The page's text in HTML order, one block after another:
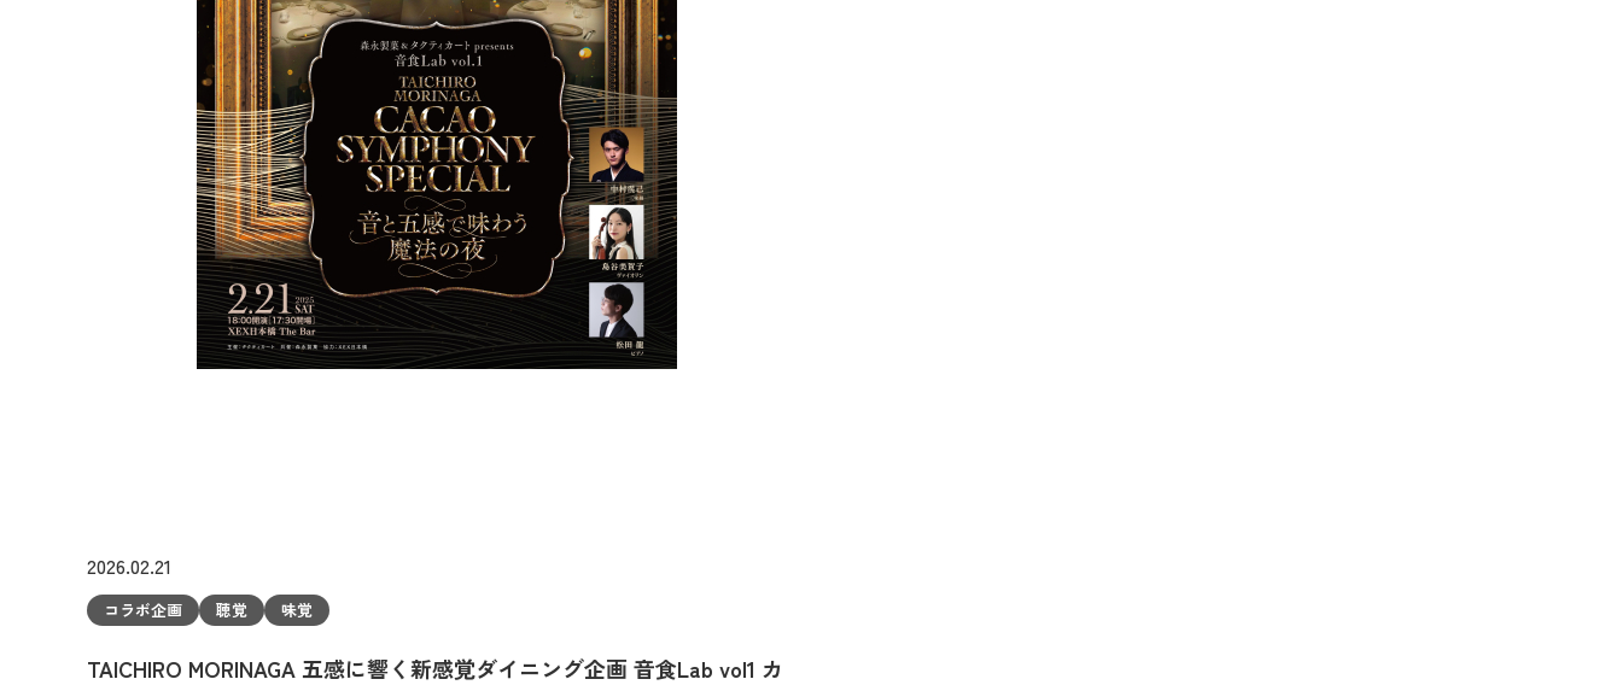
2026.02.21
コラボ企画 聴覚 味覚
TAICHIRO MORINAGA 五感に響く新感覚ダイニング企画 音食Lab vol1 カ